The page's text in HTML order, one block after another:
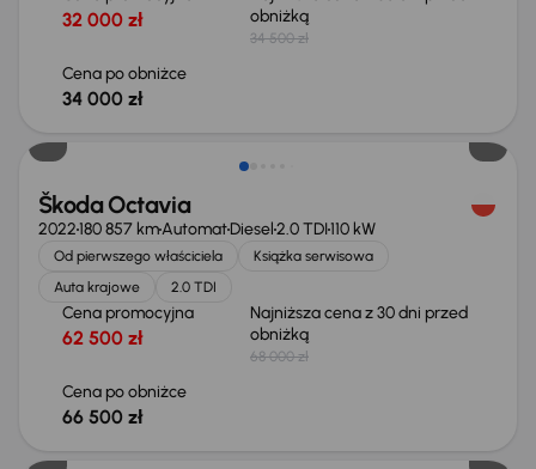
32 000 zł
obniżką
34 500 zł
Cena po obniżce
34 000 zł
Škoda Octavia
2022180 857 kmAutomatDiesel2.0 TDI110 kW
Od pierwszego właściciela
Książka serwisowa
Auta krajowe
2.0 TDI
Cena promocyjna
62 500 zł
Najniższa cena z 30 dni przed
obniżką
68 000 zł
Cena po obniżce
66 500 zł